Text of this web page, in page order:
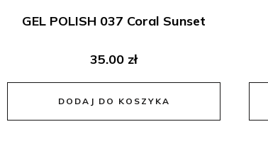
GEL POLISH 037 Coral Sunset
35.00 zł
DODAJ DO KOSZYKA